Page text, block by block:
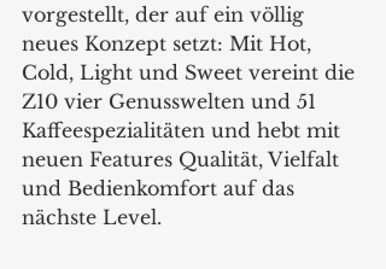
vorgestellt, der auf ein völlig
neues Konzept setzt: Mit Hot,
Cold, Light und Sweet vereint die
Z10 vier Genusswelten und 51
Kaffeespezialitäten und hebt mit
neuen Features Qualität, Vielfalt
und Bedienkomfort auf das
nächste Level.